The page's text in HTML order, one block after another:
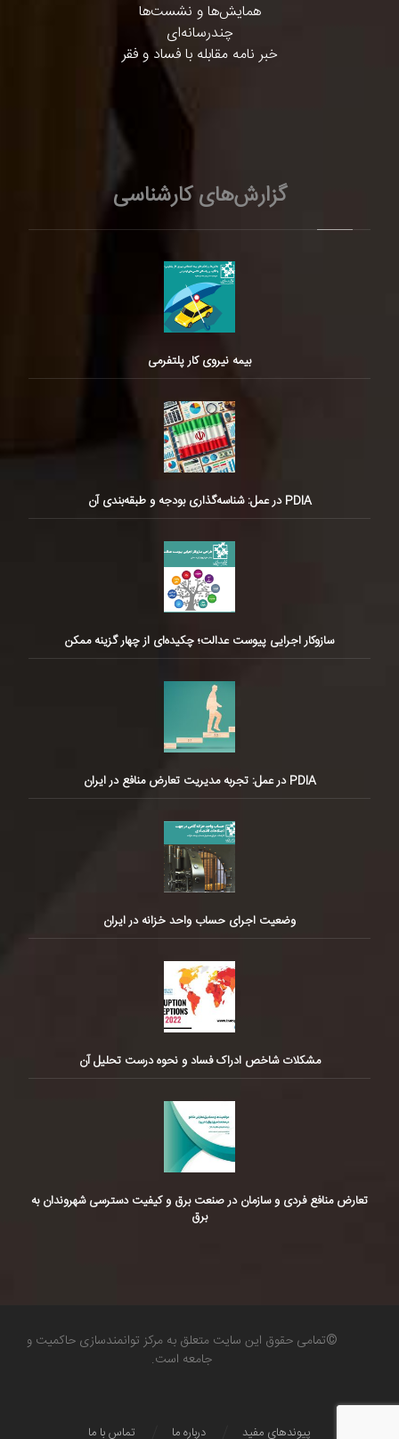
همایش‌ها و نشست‌ها
چندرسانه‌ای
خبر نامه مقابله با فساد و فقر
گزارش‌های کارشناسی
بیمه نیروی کار پلتفرمی
PDIA در عمل: شناسه‌گذاری بودجه و طبقه‌بندی آن
سازوکار اجرایی پیوست عدالت؛ چکیده‌ای از چهار گزینه ممکن
PDIA در عمل: تجربه مدیریت تعارض منافع در ایران
وضعیت اجرای حساب واحد خزانه در ایران
مشکلات شاخص ادراک فساد و نحوه درست تحلیل آن
تعارض منافع فردی و سازمان در صنعت برق و کیفیت دسترسی شهروندان به
برق
©تمامی حقوق این سایت متعلق به مرکز توانمندسازی حاکمیت و
جامعه است.
تماس با ما درباره ما پیوندهای مفید